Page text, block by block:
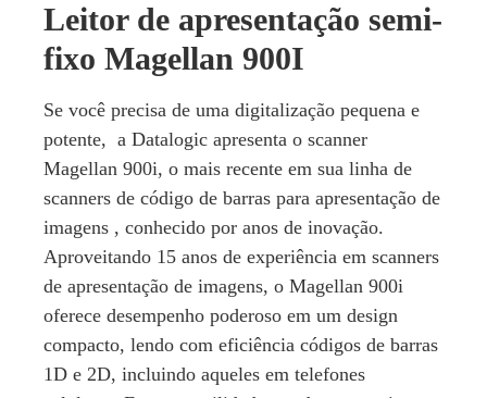
Leitor de apresentação semi-
fixo Magellan 900I
Se você precisa de uma digitalização pequena e
potente, a Datalogic apresenta o scanner
Magellan 900i, o mais recente em sua linha de
scanners de código de barras para apresentação de
imagens , conhecido por anos de inovação.
Aproveitando 15 anos de experiência em scanners
de apresentação de imagens, o Magellan 900i
oferece desempenho poderoso em um design
compacto, lendo com eficiência códigos de barras
1D e 2D, incluindo aqueles em telefones